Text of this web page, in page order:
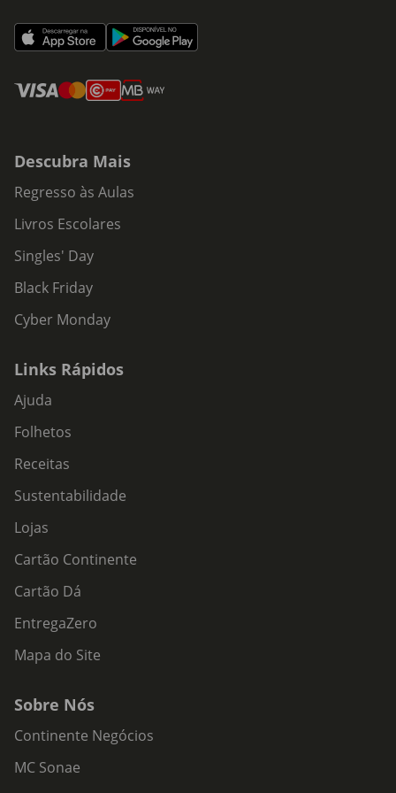
Descubra Mais
Regresso às Aulas
Livros Escolares
Singles' Day
Black Friday
Cyber Monday
Links Rápidos
Ajuda
Folhetos
Receitas
Sustentabilidade
Lojas
Cartão Continente
Cartão Dá
EntregaZero
Mapa do Site
Sobre Nós
Continente Negócios
MC Sonae